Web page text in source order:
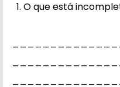
O que está